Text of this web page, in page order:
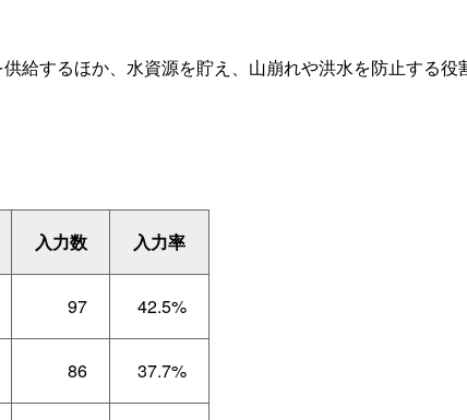
給するほか、水資源を貯え、山崩れや洪水を防止する
入力数 入力率
97 42.5%
86 37.7%